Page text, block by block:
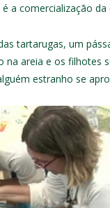
a comercialização da
tartarugas, um
na areia e os filhotes
estranho se